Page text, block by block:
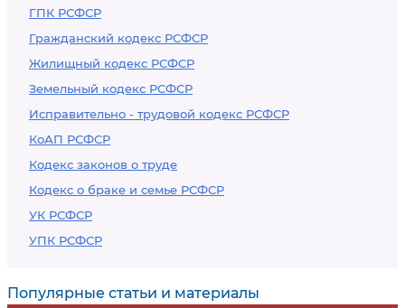
ГПК РСФСР
Гражданский кодекс РСФСР
Жилищный кодекс РСФСР
Земельный кодекс РСФСР
Исправительно - трудовой кодекс РСФСР
КоАП РСФСР
Кодекс законов о труде
Кодекс о браке и семье РСФСР
УК РСФСР
УПК РСФСР
Популярные статьи и материалы